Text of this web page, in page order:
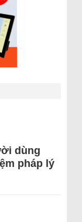
dùng
pháp lý